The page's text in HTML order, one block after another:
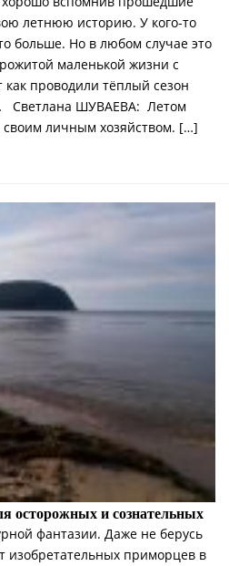
летнюю историю. У кого-­то
больше. Но в любом случае это
маленькой жизни с
проводили тёплый сезон
Светлана ШУВАЕВА: ­ Летом
личным хозяйством. […]
осторожных и сознательных
фантазии. Даже не берусь
изобретательных приморцев в